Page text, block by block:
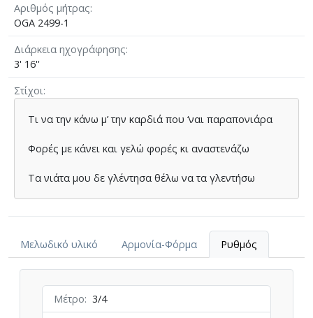
Αριθμός μήτρας
OGA 2499-1
Διάρκεια ηχογράφησης
3' 16''
Στίχοι
Τι να την κάνω µ’ την καρδιά που ‘ναι παραπονιάρα
Φορές µε κάνει και γελώ φορές κι αναστενάζω
Τα νιάτα µου δε γλέντησα θέλω να τα γλεντήσω
Μελωδικό υλικό Αρμονία-Φόρμα Ρυθμός
Μέτρο
3/4